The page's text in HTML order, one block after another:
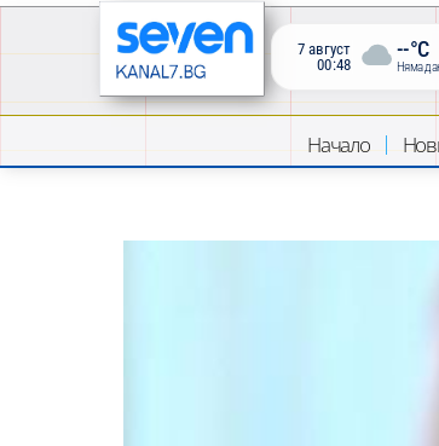
7 август
00:48
--°C
Няма
Начало